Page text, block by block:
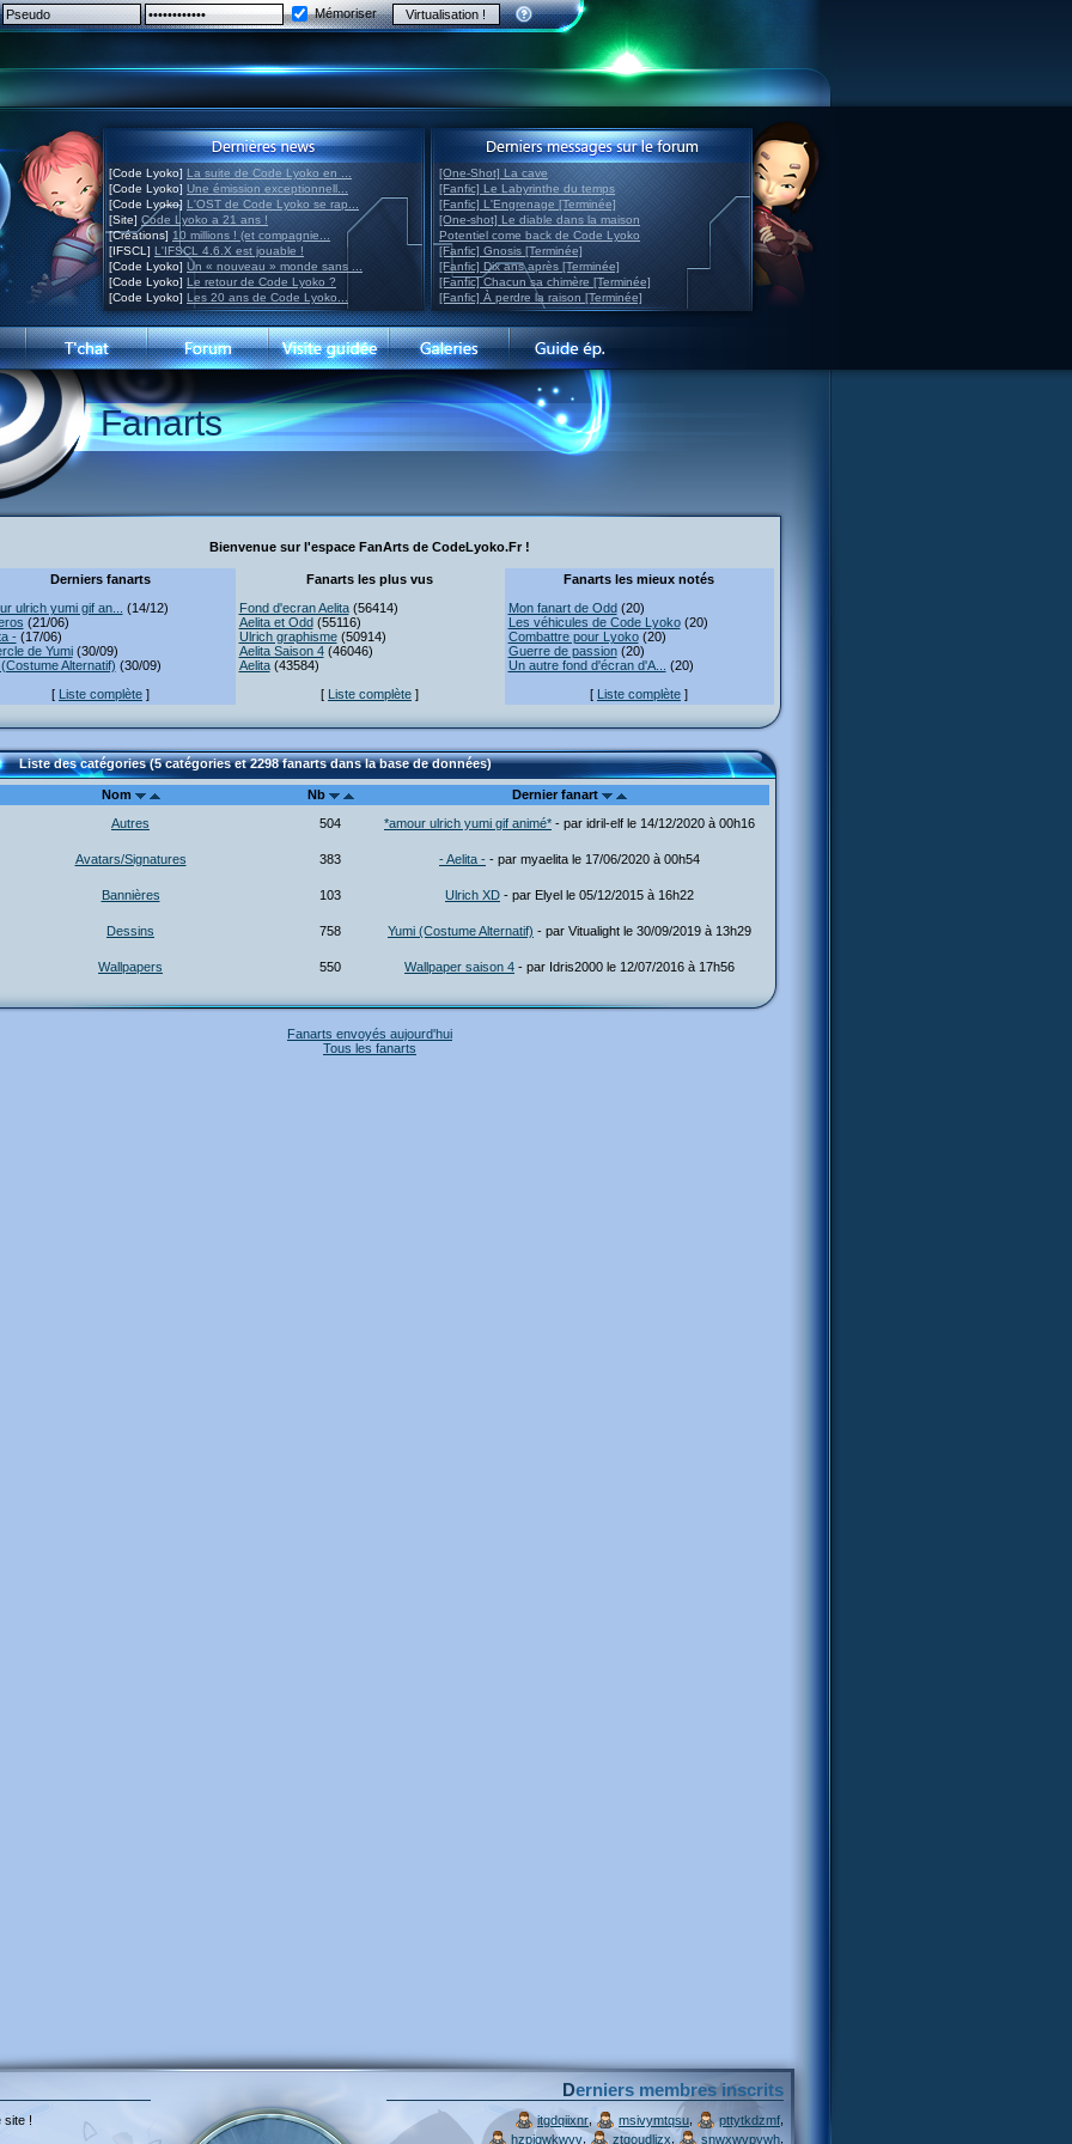
Mémoriser
[Code Lyoko] La suite de Code Lyoko en ...
[Code Lyoko] Une émission exceptionnell...
[Code Lyoko] L'OST de Code Lyoko se rap...
[Site] Code Lyoko a 21 ans !
[Créations] 10 millions ! (et compagnie...
[IFSCL] L'IFSCL 4.6.X est jouable !
[Code Lyoko] Un « nouveau » monde sans ...
[Code Lyoko] Le retour de Code Lyoko ?
[Code Lyoko] Les 20 ans de Code Lyoko...
[One-Shot] La cave
[Fanfic] Le Labyrinthe du temps
[Fanfic] L'Engrenage [Terminée]
[One-shot] Le diable dans la maison
Potentiel come back de Code Lyoko
[Fanfic] Gnosis [Terminée]
[Fanfic] Dix ans après [Terminée]
[Fanfic] Chacun sa chimère [Terminée]
[Fanfic] À perdre la raison [Terminée]
Fanarts
Bienvenue sur l'espace FanArts de CodeLyoko.Fr !
Derniers fanarts
ulrich yumi gif an...
(14/12)
(21/06)
-(17/06)
de Yumi(30/09)
Alternatif) (30/09)
[ Liste complète ]
Fanarts les plus vus
Fond d'ecran Aelita(56414)
Aelita et Odd(55116)
Ulrich graphisme(50914)
Aelita Saison 4(46046)
Aelita(43584)
[ Liste complète ]
Fanarts les mieux notés
Mon fanart de Odd(20)
Les véhicules de Code Lyoko(20)
Combattre pour Lyoko(20)
Guerre de passion(20)
Un autre fond d'écran d'A...
(20)
[ Liste complète ]
Liste des catégories (5 catégories et 2298 fanarts dans la base de données)
Nom Nb
Dernier fanart
Autres
504 *amour ulrich yumi gif animé* - par idril-elf le 14/12/2020 à 00h16
Avatars/Signatures 383 - Aelita - - par myaelita le 17/06/2020 à 00h54
Bannières 103 Ulrich XD - par Elyel le 05/12/2015 à 16h22
Dessins 758 Yumi (Costume Alternatif) - par Vitualight le 30/09/2019 à 13h29
Wallpapers 550 Wallpaper saison 4 - par Idris2000 le 12/07/2016 à 17h56
Fanarts envoyés aujourd'hui
Tous les fanarts
site !
Derniers membres inscrits
itgdqiixnr msivymtqsu pttytkdzmf
hzpjqwkwvv
ztgoudljzx snwxwvpywh